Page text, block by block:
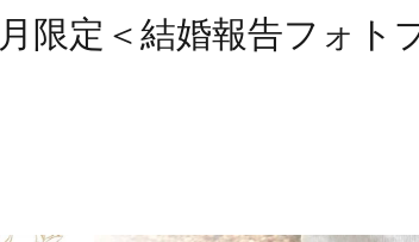
限定＜結婚報告フォト